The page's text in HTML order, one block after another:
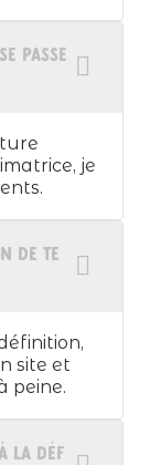
passe
je
de te
site et
peine.
La Déf